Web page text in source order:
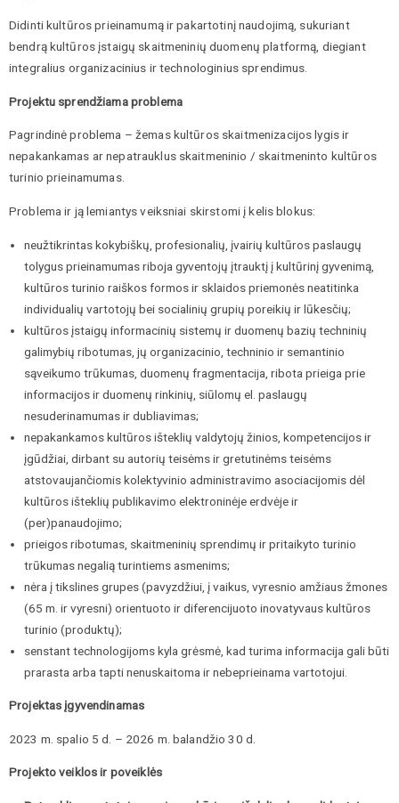
Didinti kultūros prieinamumą ir pakartotinį naudojimą, sukuriant
bendrą kultūros įstaigų skaitmeninių duomenų platformą, diegiant
integralius organizacinius ir technologinius sprendimus.
Projektu sprendžiama problema
Pagrindinė problema – žemas kultūros skaitmenizacijos lygis ir
nepakankamas ar nepatrauklus skaitmeninio / skaitmeninto kultūros
turinio prieinamumas.
Problema ir ją lemiantys veiksniai skirstomi į kelis blokus:
neužtikrintas kokybiškų, profesionalių, įvairių kultūros paslaugų
tolygus prieinamumas riboja gyventojų įtrauktį į kultūrinį gyvenimą,
kultūros turinio raiškos formos ir sklaidos priemonės neatitinka
individualių vartotojų bei socialinių grupių poreikių ir lūkesčių;
kultūros įstaigų informacinių sistemų ir duomenų bazių techninių
galimybių ribotumas, jų organizacinio, techninio ir semantinio
sąveikumo trūkumas, duomenų fragmentacija, ribota prieiga prie
informacijos ir duomenų rinkinių, siūlomų el. paslaugų
nesuderinamumas ir dubliavimas;
nepakankamos kultūros išteklių valdytojų žinios, kompetencijos ir
įgūdžiai, dirbant su autorių teisėms ir gretutinėms teisėms
atstovaujančiomis kolektyvinio administravimo asociacijomis dėl
kultūros išteklių publikavimo elektroninėje erdvėje ir
(per)panaudojimo;
prieigos ribotumas, skaitmeninių sprendimų ir pritaikyto turinio
trūkumas negalią turintiems asmenims;
nėra į tikslines grupes (pavyzdžiui, į vaikus, vyresnio amžiaus žmones
(65 m. ir vyresni) orientuoto ir diferencijuoto inovatyvaus kultūros
turinio (produktų);
senstant technologijoms kyla grėsmė, kad turima informacija gali būti
prarasta arba tapti nenuskaitoma ir nebeprieinama vartotojui.
Projektas įgyvendinamas
2023 m. spalio 5 d. – 2026 m. balandžio 30 d.
Projekto veiklos ir poveiklės